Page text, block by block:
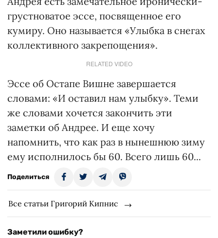
грустноватое эссе, посвященное его
кумиру. Оно называется «Улыбка в снегах
коллективного закрепощения».
RELATED VIDEO
Эссе об Остапе Вишне завершается
словами: «И оставил нам улыбку». Теми
же словами хочется закончить эти
заметки об Андрее. И еще хочу
напомнить, что как раз в нынешнюю зиму
ему исполнилось бы 60. Всего лишь 60...
Поделиться
Все статьи Григорий Кипнис
Заметили ошибку?